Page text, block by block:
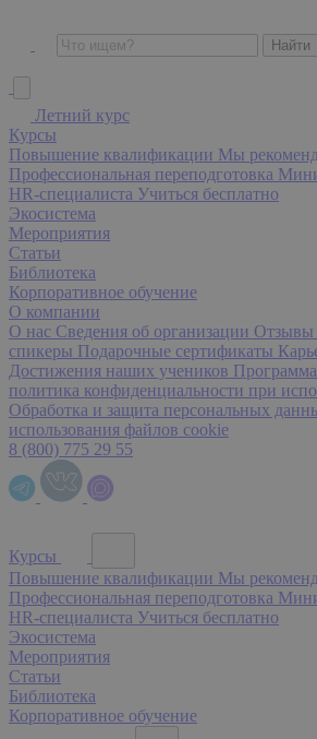
Летний курс
Курсы
Повышение квалификации Мы
Профессиональная переподготовка
HR-специалиста Учиться бесплатно
Экосистема
Мероприятия
Статьи
Библиотека
Корпоративное обучение
О компании
О нас Сведения об организации Отзывы
спикеры Подарочные сертификаты
Достижения наших учеников
политика конфиденциальности при
Обработка и защита персональных
использования файлов cookie
8 (800) 775 29 55
Курсы
Повышение квалификации Мы
Профессиональная переподготовка
HR-специалиста Учиться бесплатно
Экосистема
Мероприятия
Статьи
Библиотека
Корпоративное обучение